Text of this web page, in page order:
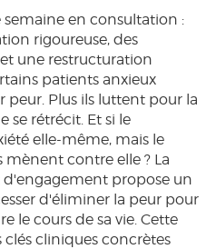
en consultation :
rigoureuse, des
une restructuration
patients anxieux
peur. Plus ils luttent pour la
se rétrécit. Et si le
elle-même, mais le
contre elle ? La
propose un
d'éliminer la peur pour
le cours de sa vie. Cette
cliniques concrètes